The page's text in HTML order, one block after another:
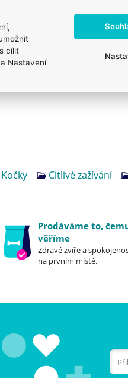
z drůbeže,
Kočky Citlivé zažívání
Prodáváme to,
věříme
Zdravé zvíře a
na prvním místě.
cílit
Nastavení